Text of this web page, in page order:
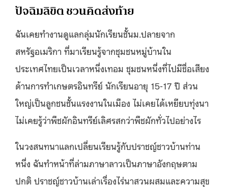
ปัจฉิมลิขิต ชวนคิดส่งท้าย
ฉันเคยทำงานดูแลกลุ่มนักเรียนชั้นม.ปลายจาก
สหรัฐอเมริกา ที่มาเรียนรู้จากชุมชนหมู่บ้านใน
ประเทศไทยเป็นเวลาหนึ่งเทอม ชุมชนหนึ่งที่ไปมีชื่อเสียง
ด้านการทำเกษตรอินทรีย์ นักเรียนอายุ 15-17 ปี ส่วน
ใหญ่เป็นลูกชนชั้นแรงงานในเมือง ไม่เคยได้เหยียบทุ่งนา
ไม่เคยรู้ว่าพืชผักอินทรีย์เลิศรสกว่าพืชผักทั่วไปอย่างไร
ในวงสนทนาแลกเปลี่ยนเรียนรู้กับปราชญ์ชาวบ้านท่าน
หนึ่ง ฉันทำหน้าที่ล่ามภาษาลาวเป็นภาษาอังกฤษตาม
ปกติ ปราชญ์ชาวบ้านเล่าเรื่องไร่นาสวนผสมและความสุข